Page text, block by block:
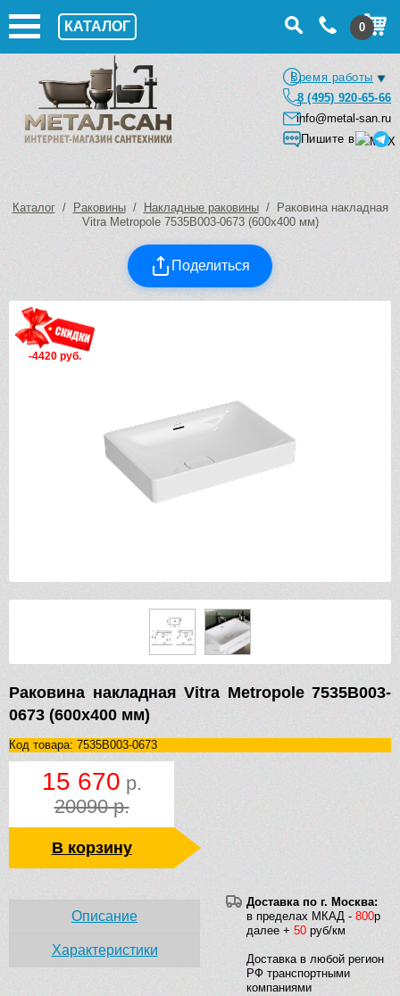
КАТАЛОГ 0
Время работы
8 (495) 920-65-66
info@metal-san.ru
Пишите в
Каталог/ Раковины/ Накладные раковины/ Раковина накладная
Vitra Metropole 7535B003-0673 (600х400 мм)
Поделиться
-4420 руб.
Раковина накладная Vitra Metropole 7535B003-
0673 (600х400 мм)
Код товара: 7535B003-0673
15 670 р.
20090 р.
В корзину
Доставка по г. Москва:
в пределах МКАД - 800р
далее + 50 руб/км
Доставка в любой регион
РФ транспортными
компаниями
Описание
Характеристики